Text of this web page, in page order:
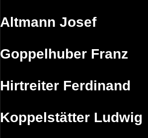
Altmann Josef
Goppelhuber Franz
Hirtreiter Ferdinand
Koppelstätter Ludwig